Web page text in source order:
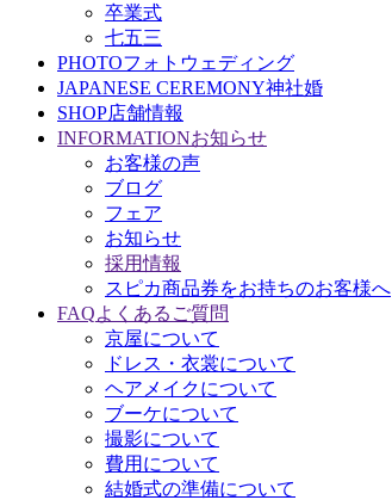
卒業式
七五三
PHOTOフォトウェディング
JAPANESE CEREMONY神社婚
SHOP店舗情報
INFORMATIONお知らせ
お客様の声
ブログ
フェア
お知らせ
採用情報
スピカ商品券をお持ちのお客様へ
FAQよくあるご質問
京屋について
ドレス・衣裳について
ヘアメイクについて
ブーケについて
撮影について
費用について
結婚式の準備について